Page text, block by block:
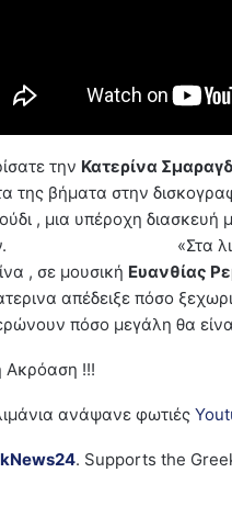
την Κατερίνα
της βήματα στην
, μια υπέροχη διασκευή
«Στα λιμάνια
, σε μουσική Ευανθίας
απέδειξε πόσο
πόσο μεγάλη θα
Ακρόαση !!!
ανάψανε φωτιές
. Supports the